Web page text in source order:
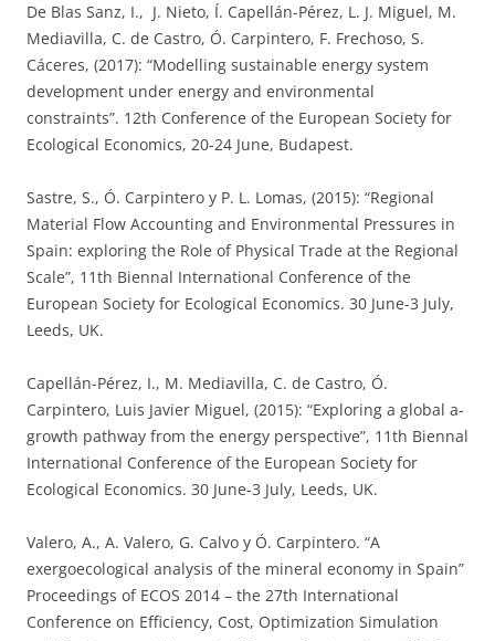
De Blas Sanz, I., J. Nieto, Í. Capellán-Pérez, L. J. Miguel, M.
Mediavilla, C. de Castro, Ó. Carpintero, F. Frechoso, S.
Cáceres, (2017): “Modelling sustainable energy system
development under energy and environmental
constraints”. 12th Conference of the European Society for
Ecological Economics, 20-24 June, Budapest.
Sastre, S., Ó. Carpintero y P. L. Lomas, (2015): “Regional
Material Flow Accounting and Environmental Pressures in
Spain: exploring the Role of Physical Trade at the Regional
Scale”, 11th Biennal International Conference of the
European Society for Ecological Economics. 30 June-3 July,
Leeds, UK.
Capellán-Pérez, I., M. Mediavilla, C. de Castro, Ó.
Carpintero, Luis Javier Miguel, (2015): “Exploring a global a-
growth pathway from the energy perspective”, 11th Biennal
International Conference of the European Society for
Ecological Economics. 30 June-3 July, Leeds, UK.
Valero, A., A. Valero, G. Calvo y Ó. Carpintero. “A
exergoecological analysis of the mineral economy in Spain”
Proceedings of ECOS 2014 – the 27th International
Conference on Efficiency, Cost, Optimization Simulation